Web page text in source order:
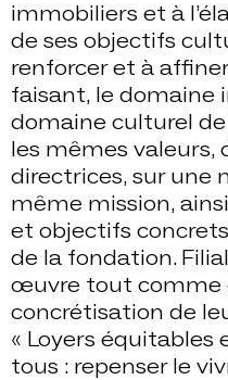
immobiliers et à
de ses objectifs
renforcer et à
faisant, le domaine
domaine culturel de
les mêmes valeurs,
directrices, sur une
même mission,
et objectifs
de la fondation.
œuvre tout comme
concrétisation de
« Loyers équitables
tous : repenser le